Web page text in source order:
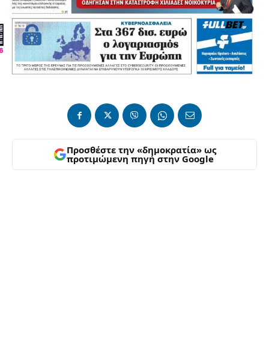
Προσθέστε την «δημοκρατία» ως
προτιμώμενη πηγή στην Google